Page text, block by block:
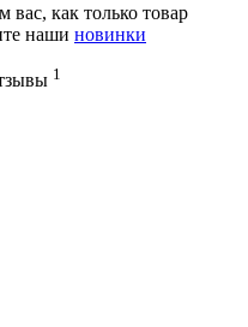
как только товар
наши новинки
1